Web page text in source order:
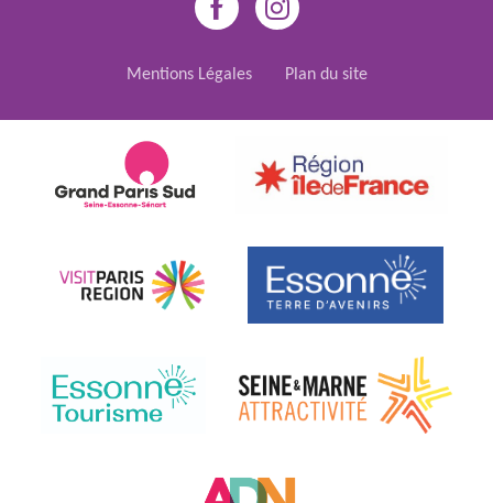
Mentions Légales Plan du site